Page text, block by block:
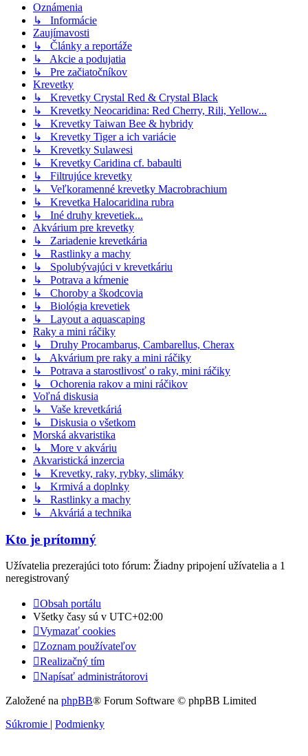
Oznámenia
↳ Informácie
Zaujímavosti
↳ Články a reportáže
↳ Akcie a podujatia
↳ Pre začiatočníkov
Krevetky
↳ Krevetky Crystal Red & Crystal Black
↳ Krevetky Neocaridina: Red Cherry, Rili, Yellow...
↳ Krevetky Taiwan Bee & hybridy
↳ Krevetky Tiger a ich variácie
↳ Krevetky Sulawesi
↳ Krevetky Caridina cf. babaulti
↳ Filtrujúce krevetky
↳ Veľkoramenné krevetky Macrobrachium
↳ Krevetka Halocaridina rubra
↳ Iné druhy krevetiek...
Akvárium pre krevetky
↳ Zariadenie krevetkária
↳ Rastlinky a machy
↳ Spolubývajúci v krevetkáriu
↳ Potrava a kŕmenie
↳ Choroby a škodcovia
↳ Biológia krevetiek
↳ Layout a aquascaping
Raky a mini ráčiky
↳ Druhy Procambarus, Cambarellus, Cherax
↳ Akvárium pre raky a mini ráčiky
↳ Potrava a starostlivosť o raky, mini ráčiky
↳ Ochorenia rakov a mini ráčikov
Voľná diskusia
↳ Vaše krevetkáriá
↳ Diskusia o všetkom
Morská akvaristika
↳ More v akváriu
Akvaristická inzercia
↳ Krevetky, raky, rybky, slimáky
↳ Krmivá a doplnky
↳ Rastlinky a machy
↳ Akváriá a technika
Kto je prítomný
Užívatelia prezerajúci toto fórum: Žiadny pripojení užívatelia a 1
neregistrovaný
Obsah portálu
Všetky časy sú v UTC+02:00
Vymazať cookies
Zoznam používateľov
Realizačný tím
Napísať administrátorovi
Založené na phpBB® Forum Software © phpBB Limited
Súkromie | Podmienky